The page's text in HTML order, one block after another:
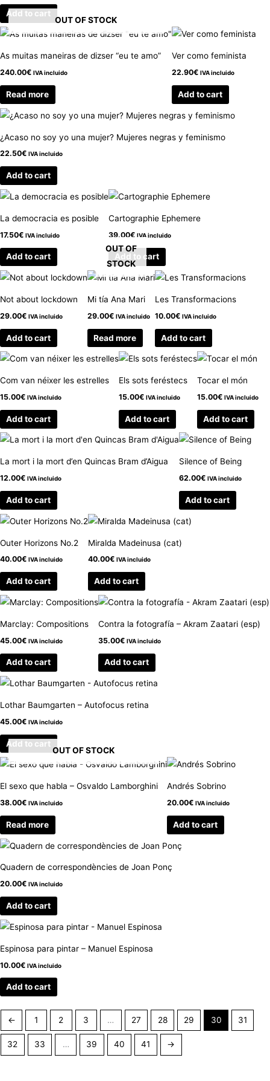
Add to cart
OUT OF STOCK
As muitas maneiras de dizser “eu te amo”
240.00€ IVA incluido
Read more
Ver como feminista
22.90€ IVA incluido
Add to cart
¿Acaso no soy yo una mujer? Mujeres negras y feminismo
22.50€ IVA incluido
Add to cart
La democracia es posible
17.50€ IVA incluido
Add to cart
Cartographie Ephemere
39.00€ IVA incluido
Add to cart
Not about lockdown
29.00€ IVA incluido
Add to cart
OUT OF
STOCK
Mi tía Ana Mari
29.00€ IVA incluido
Read more
Les Transformacions
10.00€ IVA incluido
Add to cart
Com van néixer les estrelles
15.00€ IVA incluido
Add to cart
Els sots feréstecs
15.00€ IVA incluido
Add to cart
Tocar el món
15.00€ IVA incluido
Add to cart
La mort i la mort d’en Quincas Bram d’Aigua
12.00€ IVA incluido
Add to cart
Silence of Being
62.00€ IVA incluido
Add to cart
Outer Horizons No.2
40.00€ IVA incluido
Add to cart
Miralda Madeinusa (cat)
40.00€ IVA incluido
Add to cart
Marclay: Compositions
45.00€ IVA incluido
Add to cart
Contra la fotografía – Akram Zaatari (esp)
35.00€ IVA incluido
Add to cart
Lothar Baumgarten – Autofocus retina
45.00€ IVA incluido
Add to cart
OUT OF STOCK
El sexo que habla – Osvaldo Lamborghini
38.00€ IVA incluido
Read more
Andrés Sobrino
20.00€ IVA incluido
Add to cart
Quadern de correspondències de Joan Ponç
20.00€ IVA incluido
Add to cart
Espinosa para pintar – Manuel Espinosa
10.00€ IVA incluido
Add to cart
← 1 2 3 … 27 28 29 30 31
32 33 … 39 40 41 →